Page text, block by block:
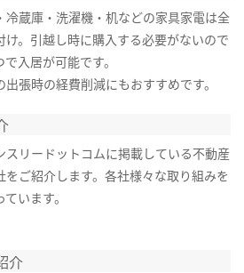
冷蔵庫・洗濯機・机などの家具家電は全
け。引越し時に購入する必要がないので
入居が可能です。
出張時の経費削減にもおすすめです。
スリードットコムに掲載している不動産
をご紹介します。各社様々な取り組みを
います。
介